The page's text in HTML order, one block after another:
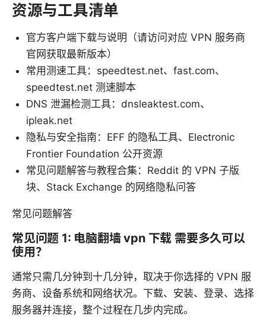
资源与工具清单
官方客户端下载与说明（请访问对应 VPN 服务商
官网获取最新版本）
常用测速工具：speedtest.net、fast.com、
speedtest.net 测速脚本
DNS 泄漏检测工具：dnsleaktest.com、
ipleak.net
隐私与安全指南：EFF 的隐私工具、Electronic
Frontier Foundation 公开资源
常见问题解答与教程合集：Reddit 的 VPN 子版
块、Stack Exchange 的网络隐私问答
常见问题解答
常见问题 1: 电脑翻墙 vpn 下载 需要多久可以
使用？
通常只需几分钟到十几分钟，取决于你选择的 VPN 服
务商、设备系统和网络状况。下载、安装、登录、选择
服务器并连接，整个过程在几步内完成。